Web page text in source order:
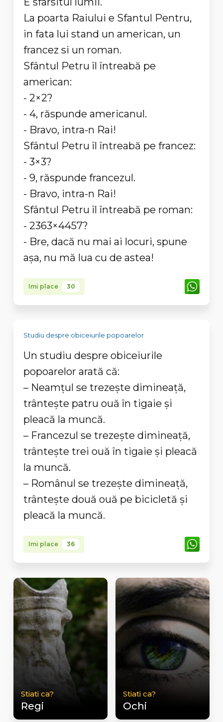
La poarta Raiului e Sfantul Pentru,
in fata lui stand un american, un
francez si un roman.
Sfântul Petru îl întreabă pe
american:
- 2×2?
- 4, răspunde americanul.
- Bravo, intra-n Rai!
Sfântul Petru îl întreabă pe francez:
- 3×3?
- 9, răspunde francezul.
- Bravo, intra-n Rai!
Sfântul Petru îl întreabă pe roman:
- 2363×4457?
- Bre, dacă nu mai ai locuri, spune
aşa, nu mă lua cu de astea!
Imi place 30
Studiu despre obiceiurile popoarelor
Un studiu despre obiceiurile
popoarelor arată că:
– Neamţul se trezeşte dimineaţă,
trânteşte patru ouă în tigaie şi
pleacă la muncă.
– Francezul se trezeşte dimineaţă,
trânteşte trei ouă în tigaie şi pleacă
la muncă.
– Românul se trezeşte dimineaţă,
trânteşte două ouă pe bicicletă şi
pleacă la muncă.
Imi place 36
Stiati ca?
Regi
Stiati ca?
Ochi